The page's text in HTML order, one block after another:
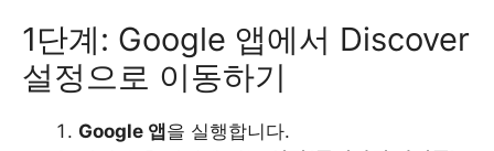
1단계: Google 앱에서 Discover
설정으로 이동하기
Google 앱을 실행합니다.